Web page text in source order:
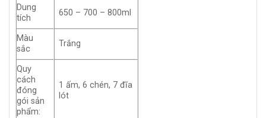
Dung
tích
650 – 700 – 800ml
Màu
sắc
Trắng
Quy
cách
đóng
gói sản
phẩm:
1 ấm, 6 chén, 7 đĩa
lót